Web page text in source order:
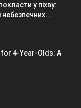
у піхву:
небезпечних...
4-Year-Olds: A